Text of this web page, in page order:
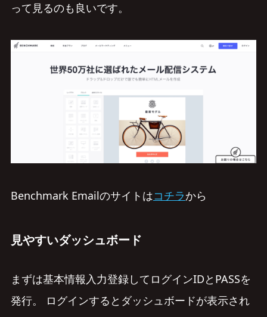
って見るのも良いです。
Benchmark Emailのサイトはコチラから
見やすいダッシュボード
まずは基本情報入力登録してログインIDとPASSを
発行。 ログインするとダッシュボードが表示され